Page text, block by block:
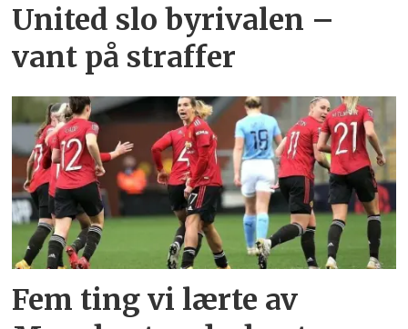
United slo byrivalen –
vant på straffer
Fem ting vi lærte av